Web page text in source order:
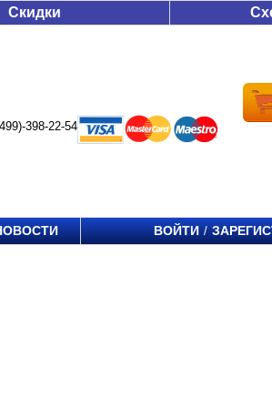
Скидки
398-22-54
ВОЙТИ /